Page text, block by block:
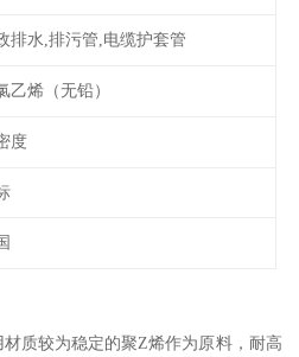
排水,排污管,电缆护套管
乙烯（无铅）
度
质较为稳定的聚Z烯作为原料，耐高